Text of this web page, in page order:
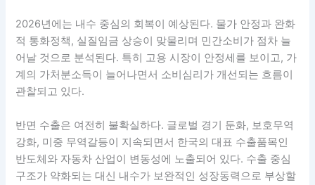
2026년에는 내수 중심의 회복이 예상된다. 물가 안정과 완화
적 통화정책, 실질임금 상승이 맞물리며 민간소비가 점차 늘
어날 것으로 분석된다. 특히 고용 시장이 안정세를 보이고, 가
계의 가처분소득이 늘어나면서 소비심리가 개선되는 흐름이
관찰되고 있다.
반면 수출은 여전히 불확실하다. 글로벌 경기 둔화, 보호무역
강화, 미중 무역갈등이 지속되면서 한국의 대표 수출품목인
반도체와 자동차 산업이 변동성에 노출되어 있다. 수출 중심
구조가 약화되는 대신 내수가 보완적인 성장동력으로 부상할